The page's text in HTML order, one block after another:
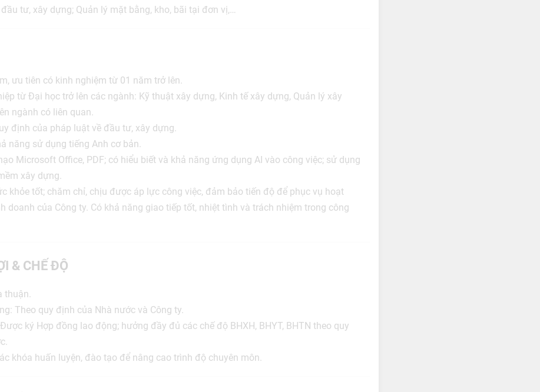
tư, xây dựng; Quản lý mặt bằng, kho, bãi tại đơn vị,…
ưu tiên có kinh nghiệm từ 01 năm trở lên.
từ Đại học trở lên các ngành: Kỹ thuật xây dựng, Kinh tế xây dựng, Quản lý xây
ngành có liên quan.
định của pháp luật về đầu tư, xây dựng.
năng sử dụng tiếng Anh cơ bản.
Microsoft Office, PDF; có hiểu biết và khả năng ứng dụng AI vào công việc; sử dụng
xây dựng.
khỏe tốt; chăm chỉ, chịu được áp lực công việc, đảm bảo tiến độ để phục vụ hoạt
doanh của Công ty. Có khả năng giao tiếp tốt, nhiệt tình và trách nhiệm trong công
& CHẾ ĐỘ
thuận.
Theo quy định của Nhà nước và Công ty.
ký Hợp đồng lao động; hưởng đầy đủ các chế độ BHXH, BHYT, BHTN theo quy
khóa huấn luyện, đào tạo để nâng cao trình độ chuyên môn.